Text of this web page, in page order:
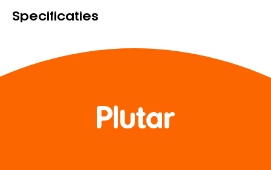
Specificaties